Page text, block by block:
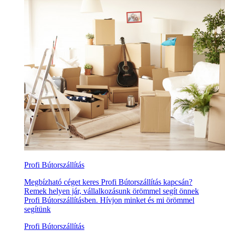
Profi Bútorszállítás
Megbízható céget keres Profi Bútorszállítás kapcsán?
Remek helyen jár, vállalkozásunk örömmel segít önnek
Profi Bútorszállításben. Hívjon minket és mi örömmel
segítünk
Profi Bútorszállítás